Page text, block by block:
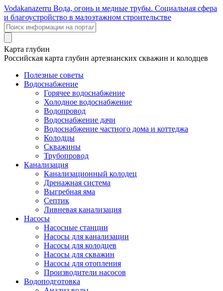
Vodakanazerru Вода, огонь и медные трубы. Социальная сфера
и благоустройство в малоэтажном строительстве
Карта глубин
Российская карта глубин артезианских скважин и колодцев
Полезные советы
Водоснабжение
Горячее водоснабжение
Холодное водоснабжение
Водопровод
Водоснабжение дачи
Водоснабжение частного дома и коттеджа
Колодцы
Скважины
Трубопровод
Канализация
Канализационный колодец
Дренажная система
Выгребная яма
Септик
Ливневая канализация
Насосы
Насосные станции
Насосы для канализации
Насосы для колодцев
Насосы для скважин
Насосы для отопления
Производители насосов
Водоподготовка